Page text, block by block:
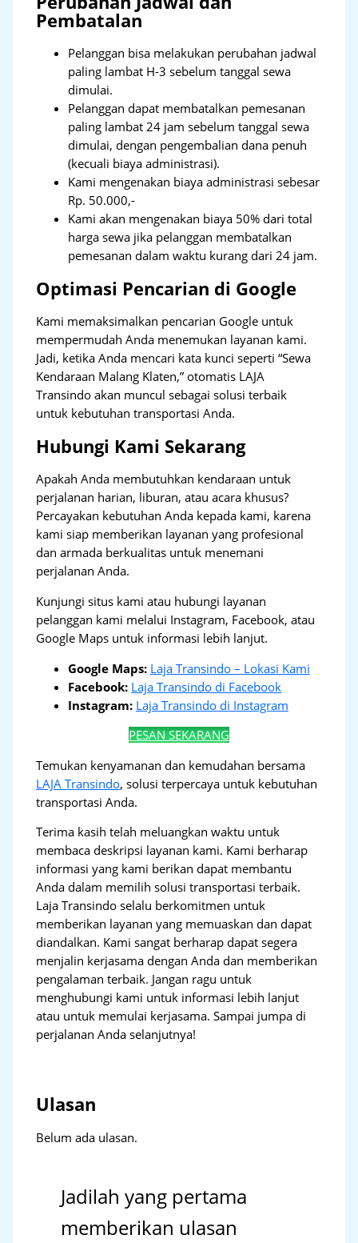
Pembatalan
Pelanggan bisa melakukan perubahan jadwal
paling lambat H-3 sebelum tanggal sewa
dimulai.
Pelanggan dapat membatalkan pemesanan
paling lambat 24 jam sebelum tanggal sewa
dimulai, dengan pengembalian dana penuh
(kecuali biaya administrasi).
Kami mengenakan biaya administrasi sebesar
Rp. 50.000,-
Kami akan mengenakan biaya 50% dari total
harga sewa jika pelanggan membatalkan
pemesanan dalam waktu kurang dari 24 jam.
Optimasi Pencarian di Google
Kami memaksimalkan pencarian Google untuk
mempermudah Anda menemukan layanan kami.
Jadi, ketika Anda mencari kata kunci seperti “Sewa
Kendaraan Malang Klaten,” otomatis LAJA
Transindo akan muncul sebagai solusi terbaik
untuk kebutuhan transportasi Anda.
Hubungi Kami Sekarang
Apakah Anda membutuhkan kendaraan untuk
perjalanan harian, liburan, atau acara khusus?
Percayakan kebutuhan Anda kepada kami, karena
kami siap memberikan layanan yang profesional
dan armada berkualitas untuk menemani
perjalanan Anda.
Kunjungi situs kami atau hubungi layanan
pelanggan kami melalui Instagram, Facebook, atau
Google Maps untuk informasi lebih lanjut.
Google Maps: Laja Transindo – Lokasi Kami
Facebook: Laja Transindo di Facebook
Instagram: Laja Transindo di Instagram
PESAN SEKARANG
Temukan kenyamanan dan kemudahan bersama
LAJA Transindo, solusi terpercaya untuk kebutuhan
transportasi Anda.
Terima kasih telah meluangkan waktu untuk
membaca deskripsi layanan kami. Kami berharap
informasi yang kami berikan dapat membantu
Anda dalam memilih solusi transportasi terbaik.
Laja Transindo selalu berkomitmen untuk
memberikan layanan yang memuaskan dan dapat
diandalkan. Kami sangat berharap dapat segera
menjalin kerjasama dengan Anda dan memberikan
pengalaman terbaik. Jangan ragu untuk
menghubungi kami untuk informasi lebih lanjut
atau untuk memulai kerjasama. Sampai jumpa di
perjalanan Anda selanjutnya!
Ulasan
Belum ada ulasan.
Jadilah yang pertama
memberikan ulasan